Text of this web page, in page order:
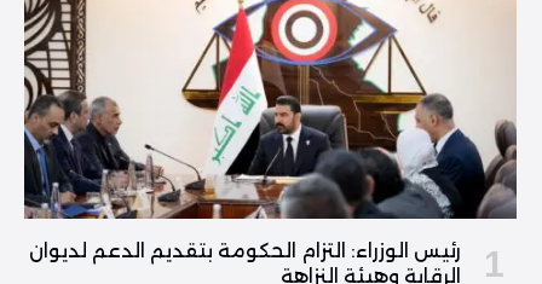
رئيس الوزراء: التزام الحكومة بتقديم الدعم لديوان
الرقابة وهيئة النزاهة